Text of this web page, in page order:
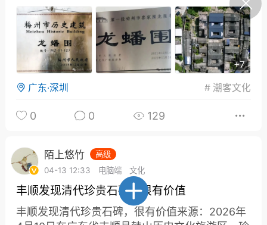
弃市三甲医院的
广阔平台，毅然
丰顺民生
发展 全力推动现代化建设
+7
广东·深圳 # 潮客文化
0 0 129
陌上悠竹
高级
04-13 12:33
电脑端 文化
丰顺发现清代珍贵石碑，很有价值
丰顺发现清代珍贵石碑，很有价值来源：2026年